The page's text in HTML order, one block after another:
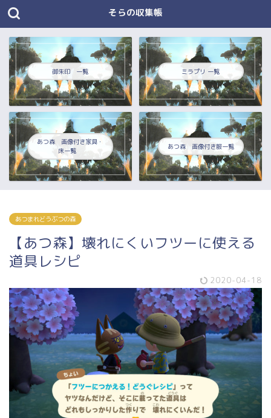
そらの収集帳
御朱印 一覧 ミラプリ 一覧
あつ森 画像付き家具・
床一覧
あつ森 画像付き服一覧
あつまれどうぶつの森
【あつ森】壊れにくいフツーに使える
道具レシピ
2020-04-18